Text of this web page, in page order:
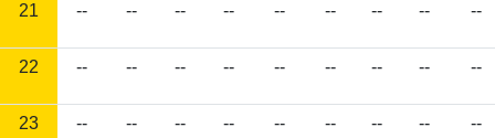
21 -- -- -- -- -- -- -- -- --
22 -- -- -- -- -- -- -- -- --
23 -- -- -- -- -- -- -- -- --